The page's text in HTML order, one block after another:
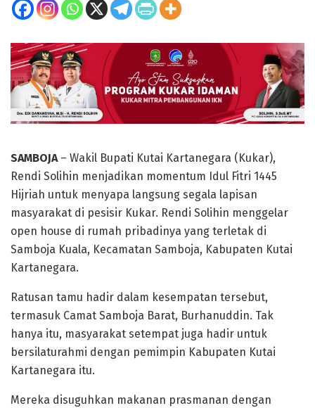
SAMBOJA – Wakil Bupati Kutai Kartanegara (Kukar),
Rendi Solihin menjadikan momentum Idul Fitri 1445
Hijriah untuk menyapa langsung segala lapisan
masyarakat di pesisir Kukar. Rendi Solihin menggelar
open house di rumah pribadinya yang terletak di
Samboja Kuala, Kecamatan Samboja, Kabupaten Kutai
Kartanegara.
Ratusan tamu hadir dalam kesempatan tersebut,
termasuk Camat Samboja Barat, Burhanuddin. Tak
hanya itu, masyarakat setempat juga hadir untuk
bersilaturahmi dengan pemimpin Kabupaten Kutai
Kartanegara itu.
Mereka disuguhkan makanan prasmanan dengan